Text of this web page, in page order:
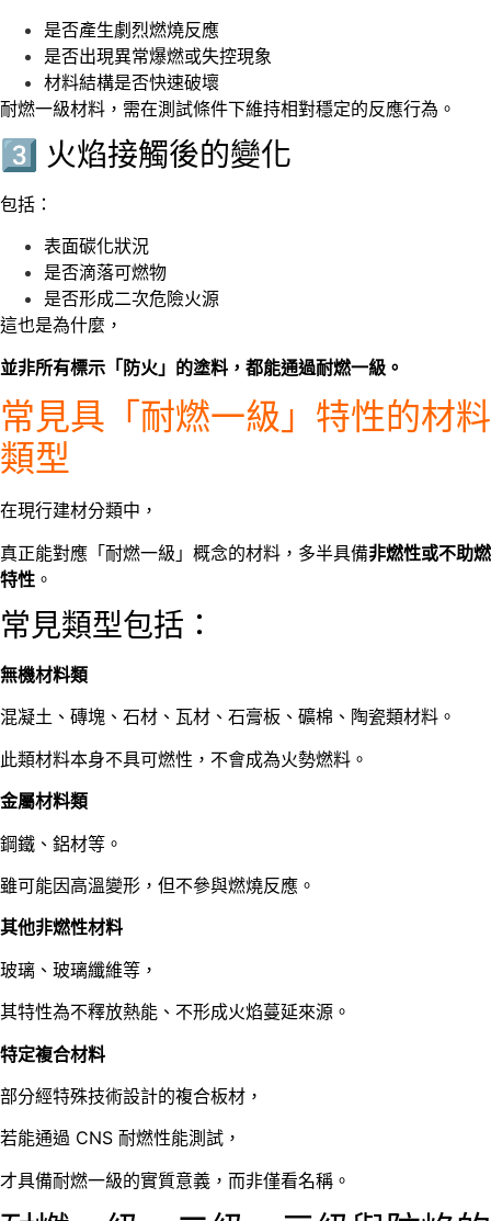
是否產生劇烈燃燒反應
是否出現異常爆燃或失控現象
材料結構是否快速破壞
耐燃一級材料， 需在測試條件下維持相對穩定的反應行為。
3️⃣ 火焰接觸後的變化
包括：
表面碳化狀況
是否滴落可燃物
是否形成二次危險火源
這也是為什麼，
並非所有標示「防火」的塗料，都能通過耐燃一級。
常見具「耐燃一級」特性的材料
類型
在現行建材分類中，
真正能對應「耐燃一級」概念的材料，多半具備非燃性或不助燃
特性 。
常見類型包括：
無機材料類
混凝土、磚塊、石材、瓦材、石膏板、礦棉、陶瓷類材料。
此類材料本身不具可燃性，不會成為火勢燃料。
金屬材料類
鋼鐵、鋁材等。
雖可能因高溫變形，但不參與燃燒反應。
其他非燃性材料
玻璃、玻璃纖維等，
其特性為不釋放熱能、不形成火焰蔓延來源。
特定複合材料
部分經特殊技術設計的複合板材，
若能通過 CNS 耐燃性能測試，
才具備耐燃一級的實質意義，而非僅看名稱。